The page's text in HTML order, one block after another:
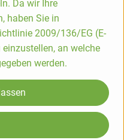
Da wir Ihre
haben Sie in
2009/136/EG (E-
an welche
werden.